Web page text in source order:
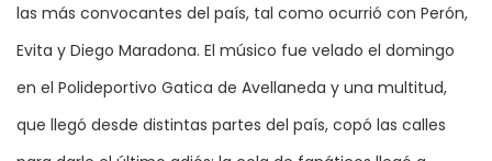
las más convocantes del país, tal como ocurrió con Perón,
Evita y Diego Maradona. El músico fue velado el domingo
en el Polideportivo Gatica de Avellaneda y una multitud,
que llegó desde distintas partes del país, copó las calles